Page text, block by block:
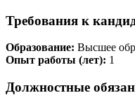
Требования к
Образование: Высшее
Опыт работы (лет): 1
Должностные